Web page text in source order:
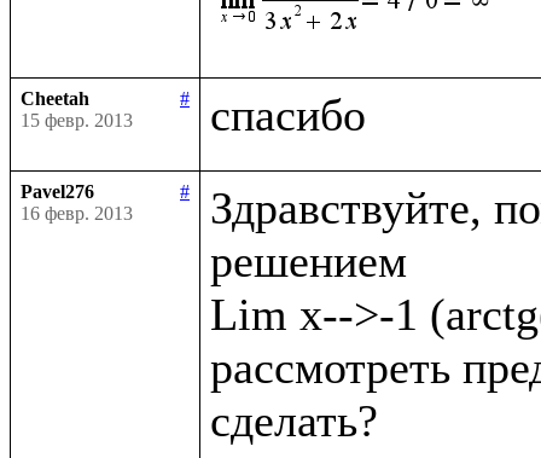
Cheetah
#
15 февр. 2013
Pavel276
#
16 февр. 2013
Здравствуйте,
решением
Lim x-->-1
рассмотреть